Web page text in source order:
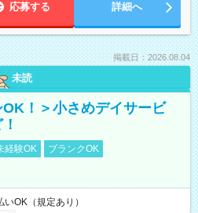
応募する 詳細へ
掲載日：2026.08.04
未読
！＞小さめデイサービ
経験OK
ブランクOK
OK（規定あり）